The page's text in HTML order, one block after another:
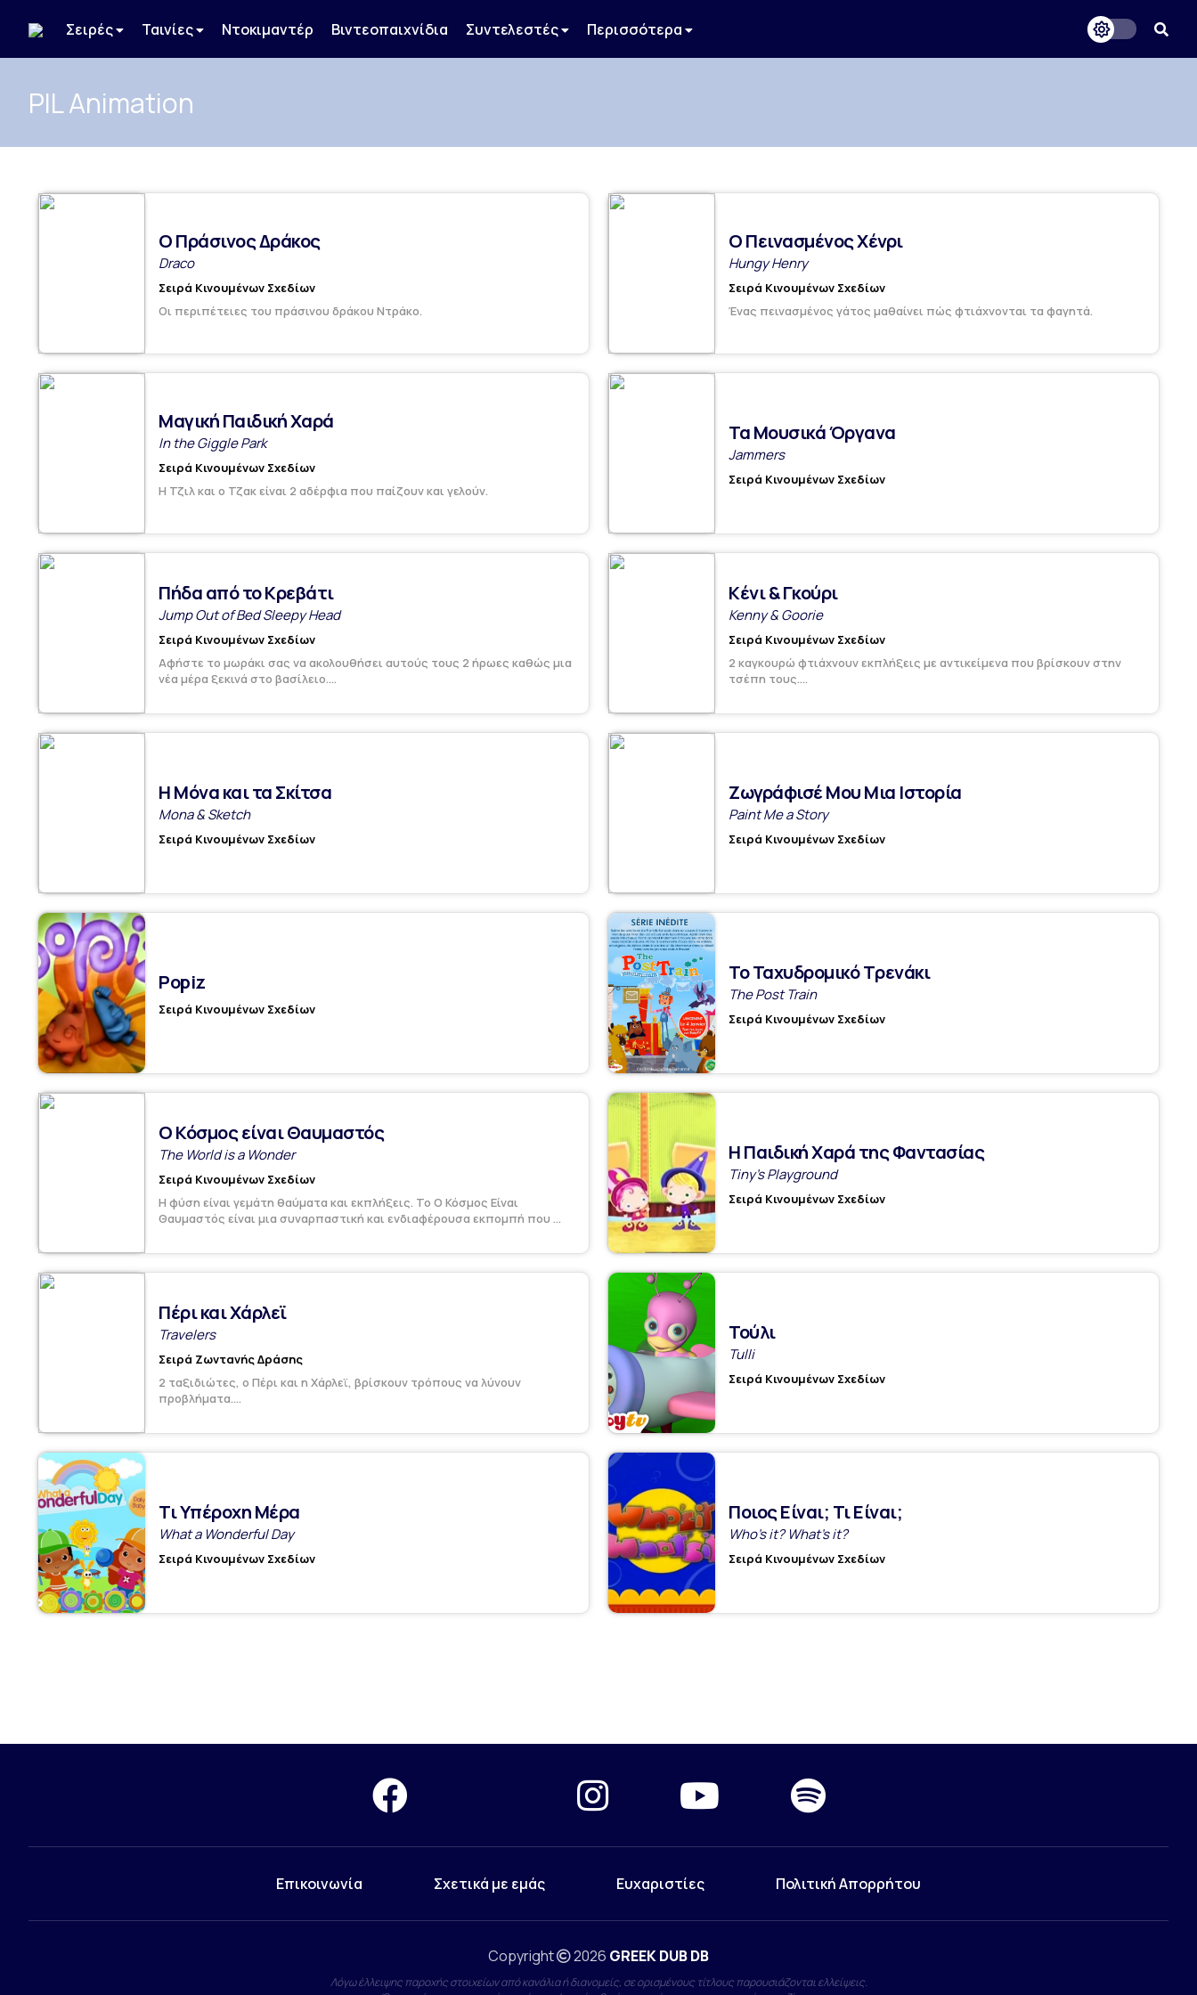
Σειρές Ταινίες Ντοκιμαντέρ Βιντεοπαιχνίδια Συντελεστές Περισσότερα
PIL Animation
Ο Πράσινος Δράκος
Draco
Σειρά Κινουμένων Σχεδίων
Οι περιπέτειες του πράσινου δράκου Ντράκο.
Ο Πεινασμένος Χένρι
Hungy Henry
Σειρά Κινουμένων Σχεδίων
Ένας πεινασμένος γάτος μαθαίνει πώς φτιάχνονται τα φαγητά.
Μαγική Παιδική Χαρά
In the Giggle Park
Σειρά Κινουμένων Σχεδίων
Η Τζιλ και ο Τζακ είναι 2 αδέρφια που παίζουν και γελούν.
Τα Μουσικά Όργανα
Jammers
Σειρά Κινουμένων Σχεδίων
Πήδα από το Κρεβάτι
Jump Out of Bed Sleepy Head
Σειρά Κινουμένων Σχεδίων
Αφήστε το μωράκι σας να ακολουθήσει αυτούς τους 2 ήρωες καθώς μια
νέα μέρα ξεκινά στο βασίλειο....
Κένι & Γκούρι
Kenny & Goorie
Σειρά Κινουμένων Σχεδίων
2 καγκουρώ φτιάχνουν εκπλήξεις με αντικείμενα που βρίσκουν στην
τσέπη τους....
Η Μόνα και τα Σκίτσα
Mona & Sketch
Σειρά Κινουμένων Σχεδίων
Ζωγράφισέ Μου Μια Ιστορία
Paint Me a Story
Σειρά Κινουμένων Σχεδίων
Popiz
Σειρά Κινουμένων Σχεδίων
Το Ταχυδρομικό Τρενάκι
The Post Train
Σειρά Κινουμένων Σχεδίων
Ο Κόσμος είναι Θαυμαστός
The World is a Wonder
Σειρά Κινουμένων Σχεδίων
Η φύση είναι γεμάτη θαύματα και εκπλήξεις. Το Ο Κόσμος Είναι
Θαυμαστός είναι μια συναρπαστική και ενδιαφέρουσα εκπομπή που ...
Η Παιδική Χαρά της Φαντασίας
Tiny's Playground
Σειρά Κινουμένων Σχεδίων
Πέρι και Χάρλεϊ
Travelers
Σειρά Ζωντανής Δράσης
2 ταξιδιώτες, ο Πέρι και η Χάρλεϊ, βρίσκουν τρόπους να λύνουν
προβλήματα....
Τούλι
Tulli
Σειρά Κινουμένων Σχεδίων
Τι Υπέροχη Μέρα
What a Wonderful Day
Σειρά Κινουμένων Σχεδίων
Ποιος Είναι; Τι Είναι;
Who's it? What's it?
Σειρά Κινουμένων Σχεδίων
Επικοινωνία Σχετικά με εμάς Ευχαριστίες Πολιτική Απορρήτου
Copyright 2026 GREEK DUB DB
Λόγω έλλειψης παροχής στοιχείων από κανάλια ή διανομείς, σε ορισμένους τίτλους παρουσιάζονται ελλείψεις.